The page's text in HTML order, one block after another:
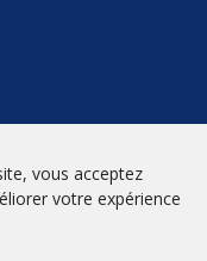
vous acceptez
votre expérience